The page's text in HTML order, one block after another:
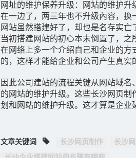
网址的维护保养升级：网站的维护
在一边了，两三年也不升级內容，
网站虽然搭建好了，却也是名存实
当初搭建网站的初心本末倒置了，
在网络上多一个介绍自己和企业的
的，这样才能给企业和公司产生真实
因此公司建站的流程关键从网站域
的网站的维护升级。这些长沙网页
划和网站的维护升级。这才算是企业
文章关键词 长沙网页制作
长沙